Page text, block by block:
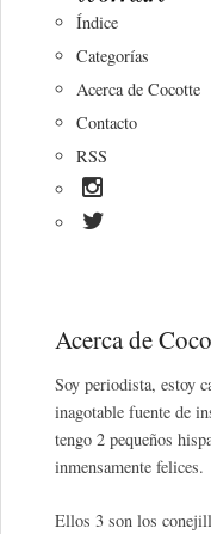
Índice
Categorías
Acerca de Cocotte
Contacto
RSS
Acerca de
Soy periodista, estoy
inagotable fuente de
tengo 2 pequeños
inmensamente felices.
Ellos 3 son los